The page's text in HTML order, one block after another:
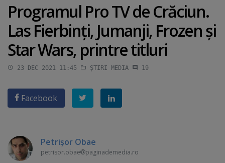
Programul Pro TV de Crăciun.
Las Fierbinţi, Jumanji, Frozen şi
Star Wars, printre titluri
23 DEC 2021 11:45 ȘTIRI MEDIA 19
Facebook
Petrişor Obae
petrisor.obae paginademedia.ro